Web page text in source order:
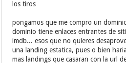
los tiros
pongamos que me compro un
dominio tiene enlaces entrantes de
imdb... esos que no quieres
una landing estatica, pues o bien
mas landings que casaran con la url